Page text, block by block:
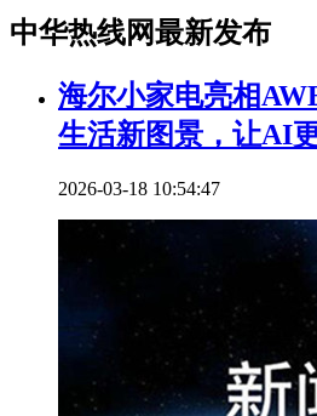
中华热线网最新发布
海尔小家电亮相
生活新图景，让AI
2026-03-18 10:54:47